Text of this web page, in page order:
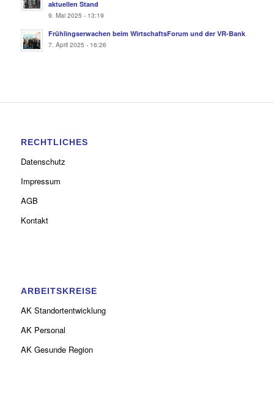
aktuellen Stand
9. Mai 2025 - 13:19
Frühlingserwachen beim WirtschaftsForum und der VR-Bank
7. April 2025 - 16:26
RECHTLICHES
Datenschutz
Impressum
AGB
Kontakt
ARBEITSKREISE
AK Standortentwicklung
AK Personal
AK Gesunde Region